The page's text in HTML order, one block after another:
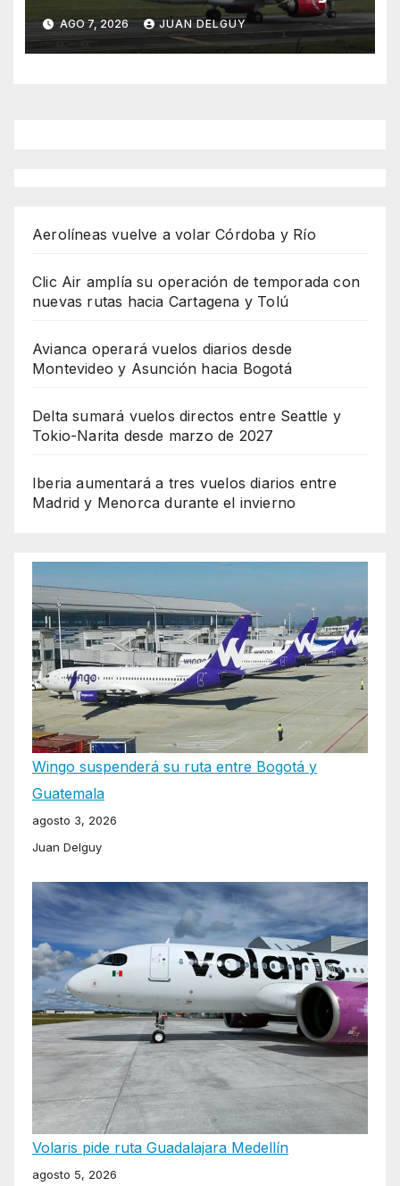
Asunción hacia Bogotá
AGO 7, 2026 JUAN DELGUY
Aerolíneas vuelve a volar Córdoba y Río
Clic Air amplía su operación de temporada con
nuevas rutas hacia Cartagena y Tolú
Avianca operará vuelos diarios desde
Montevideo y Asunción hacia Bogotá
Delta sumará vuelos directos entre Seattle y
Tokio-Narita desde marzo de 2027
Iberia aumentará a tres vuelos diarios entre
Madrid y Menorca durante el invierno
Wingo suspenderá su ruta entre Bogotá y
Guatemala
agosto 3, 2026
Juan Delguy
Volaris pide ruta Guadalajara Medellín
agosto 5, 2026